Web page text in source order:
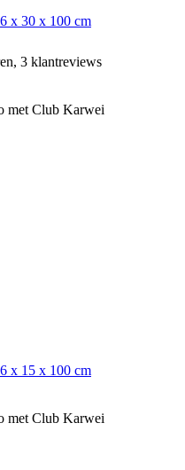
x 30 x 100 cm
3 klantreviews
met Club Karwei
x 15 x 100 cm
met Club Karwei